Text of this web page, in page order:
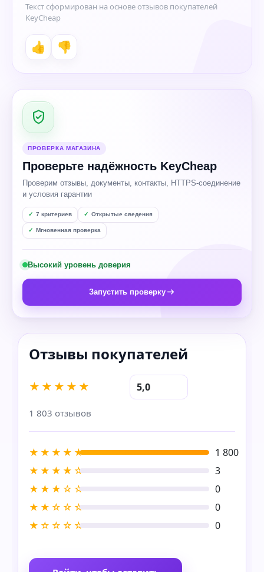
Текст сформирован на основе отзывов покупателей
KeyCheap
👍 👎
ПРОВЕРКА МАГАЗИНА
Проверьте надёжность KeyCheap
Проверим отзывы, документы, контакты, HTTPS-соединение
и условия гарантии
7 критериев Открытые сведения
Мгновенная проверка
Высокий уровень доверия
Запустить проверку
★★★★★ 5,0
1 803 отзывов
★★★★★
1 800
★★★★☆
3
★★★☆☆
0
★★☆☆☆
0
★☆☆☆☆
0